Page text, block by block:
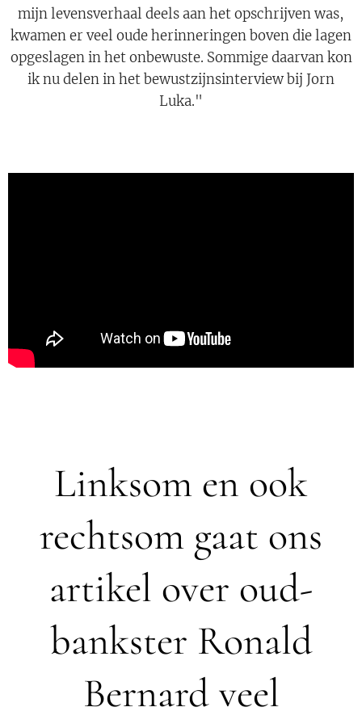
mijn levensverhaal deels aan het opschrijven was,
kwamen er veel oude herinneringen boven die lagen
opgeslagen in het onbewuste. Sommige daarvan kon
ik nu delen in het bewustzijnsinterview bij Jorn
Luka."
Linksom en ook
rechtsom gaat ons
artikel over oud-
bankster Ronald
Bernard veel